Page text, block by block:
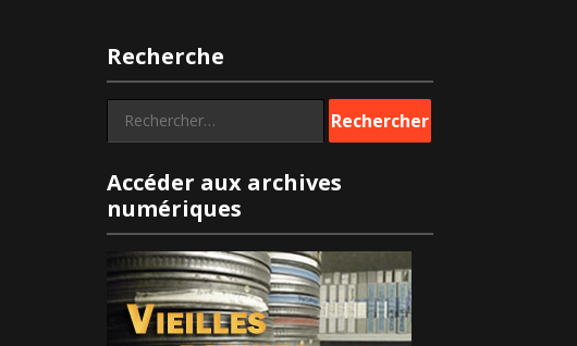
Recherche
Rechercher :
Accéder aux archives
numériques